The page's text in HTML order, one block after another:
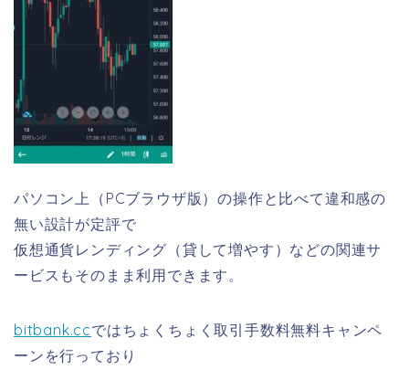
パソコン上（PCブラウザ版）の操作と比べて違和感の
無い設計が定評で
仮想通貨レンディング（貸して増やす）などの関連サ
ービスもそのまま利用できます。
bitbank.ccではちょくちょく取引手数料無料キャンペ
ーンを行っており